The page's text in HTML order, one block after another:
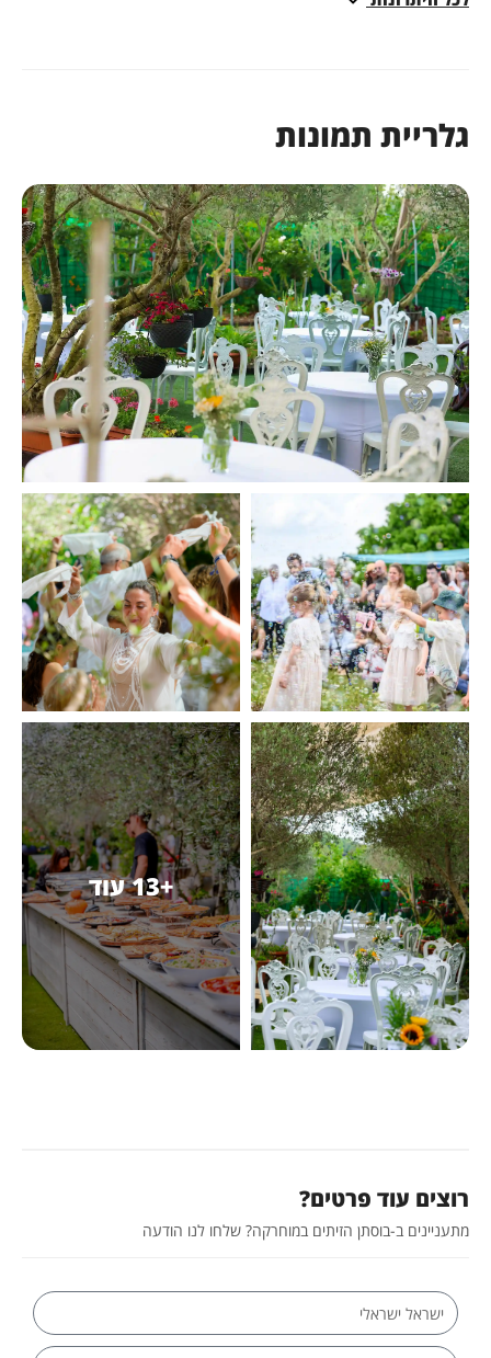
תמונות
+13 עוד
עוד פרטים?
ב-בוסתן הזיתים במוחרקה? שלחו לנו הודעה